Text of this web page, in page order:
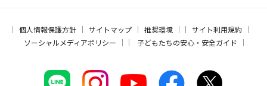
個人情報保護方針 サイトマップ 推奨環境
サイト利用規約
ソーシャルメディアポリシー
子どもたちの安心・安全ガイド